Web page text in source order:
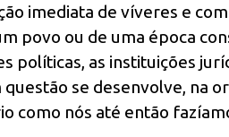
imediata de víveres e com
povo ou de uma época
políticas, as instituições
se desenvolve, na
como nós até então